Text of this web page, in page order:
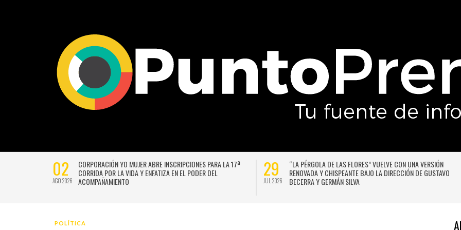
27
JUL 2026
UNIVERSIDAD DE CHILE VENCE CON SUFRIMIENTO A AUDAX
ITALIANO Y SE INSTALA EN LA PELEA POR EL SEGUNDO LUGAR
27
JUL 2026
LA LLUVIA NO DA TREGUA: PRONOSTICAN UN NUEVO SISTEMA
FRONTAL PARA SANTIAGO A COMIENZOS DE LA PRÓXIMA
SEMANA
POLÍTICA